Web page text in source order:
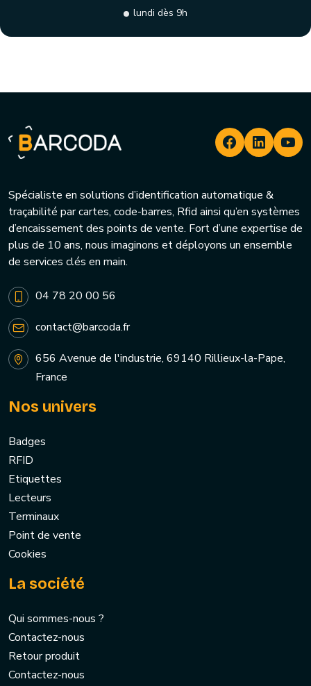
lundi dès 9h
Spécialiste en solutions d’identification automatique &
traçabilité par cartes, code-barres, Rfid ainsi qu’en systèmes
d’encaissement des points de vente. Fort d’une expertise de
plus de 10 ans, nous imaginons et déployons un ensemble
de services clés en main.
04 78 20 00 56
contact@barcoda.fr
656 Avenue de l'industrie, 69140 Rillieux-la-Pape,
France
Nos univers
Badges
RFID
Etiquettes
Lecteurs
Terminaux
Point de vente
Cookies
La société
Qui sommes-nous ?
Contactez-nous
Retour produit
Contactez-nous